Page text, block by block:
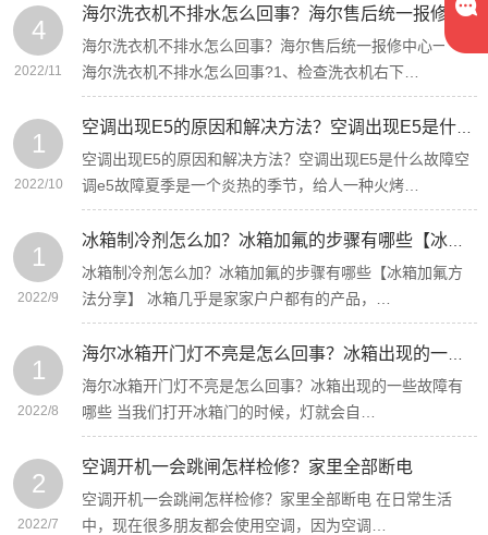
4
2022/11
海尔洗衣机不排水怎么回事？海尔售后统一报修中心
海尔洗衣机不排水怎么回事？海尔售后统一报修中心一、
海尔洗衣机不排水怎么回事?1、检查洗衣机右下…
1
2022/10
空调出现E5的原因和解决方法？空调出现E5是什么故障空
调e5故障夏季是一个炎热的季节，给人一种火烤…
1
2022/9
冰箱制冷剂怎么加？冰箱加氟的步骤有哪些【冰箱加氟方
法分享】 冰箱几乎是家家户户都有的产品，…
1
2022/8
海尔冰箱开门灯不亮是怎么回事？冰箱出现的一些故障有
哪些 当我们打开冰箱门的时候，灯就会自…
2
2022/7
空调开机一会跳闸怎样检修？家里全部断电
空调开机一会跳闸怎样检修？家里全部断电 在日常生活
中，现在很多朋友都会使用空调，因为空调…